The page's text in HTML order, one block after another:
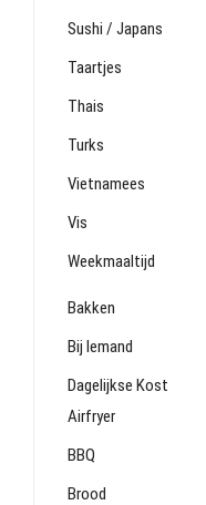
Sushi / Japans
Taartjes
Thais
Turks
Vietnamees
Vis
Weekmaaltijd
Bakken
Bij Iemand
Dagelijkse Kost
Airfryer
BBQ
Brood